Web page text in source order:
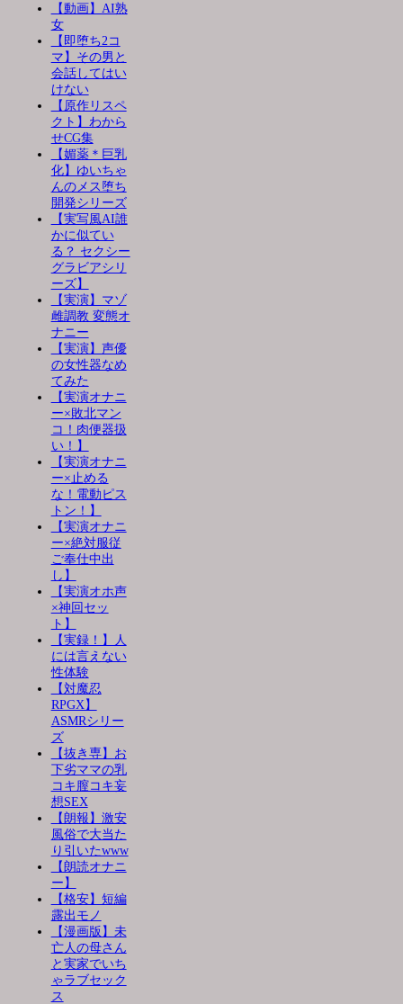
【動画】AI熟
女
【即堕ち2コ
マ】その男と
会話してはい
けない
【原作リスペ
クト】わから
せCG集
【媚薬＊巨乳
化】ゆいちゃ
んのメス堕ち
開発シリーズ
【実写風AI誰
かに似てい
る？ セクシー
グラビアシリ
ーズ】
【実演】マゾ
雌調教 変態オ
ナニー
【実演】声優
の女性器なめ
てみた
【実演オナニ
ー×敗北マン
コ！肉便器扱
い！】
【実演オナニ
ー×止める
な！電動ピス
トン！】
【実演オナニ
ー×絶対服従
ご奉仕中出
し】
【実演オホ声
×神回セッ
ト】
【実録！】人
には言えない
性体験
【対魔忍
RPGX】
ASMRシリー
ズ
【抜き専】お
下劣ママの乳
コキ膣コキ妄
想SEX
【朗報】激安
風俗で大当た
り引いたwww
【朗読オナニ
ー】
【格安】短編
露出モノ
【漫画版】未
亡人の母さん
と実家でいち
ゃラブセック
ス